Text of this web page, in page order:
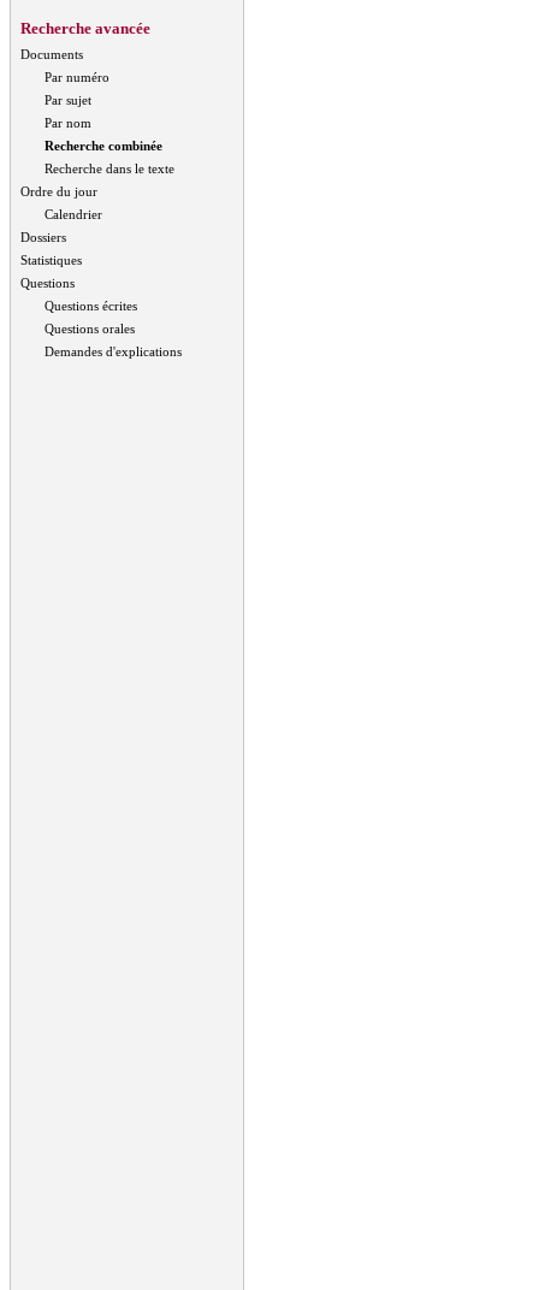
Recherche avancée
Documents
Par numéro
Par sujet
Par nom
Recherche combinée
Recherche dans le texte
Ordre du jour
Calendrier
Dossiers
Statistiques
Questions
Questions écrites
Questions orales
Demandes d'explications